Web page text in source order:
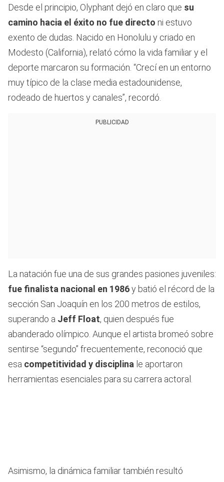
Desde el principio, Olyphant dejó en claro que su
camino hacia el éxito no fue directo ni estuvo
exento de dudas. Nacido en Honolulu y criado en
Modesto (California), relató cómo la vida familiar y el
deporte marcaron su formación. “Crecí en un entorno
muy típico de la clase media estadounidense,
rodeado de huertos y canales”, recordó.
PUBLICIDAD
La natación fue una de sus grandes pasiones juveniles:
fue finalista nacional en 1986y batió el récord de la
sección San Joaquín en los 200 metros de estilos,
superando a Jeff Float, quien después fue
abanderado olímpico. Aunque el artista bromeó sobre
sentirse “segundo” frecuentemente, reconoció que
esa competitividad y disciplina le aportaron
herramientas esenciales para su carrera actoral.
Asimismo, la dinámica familiar también resultó